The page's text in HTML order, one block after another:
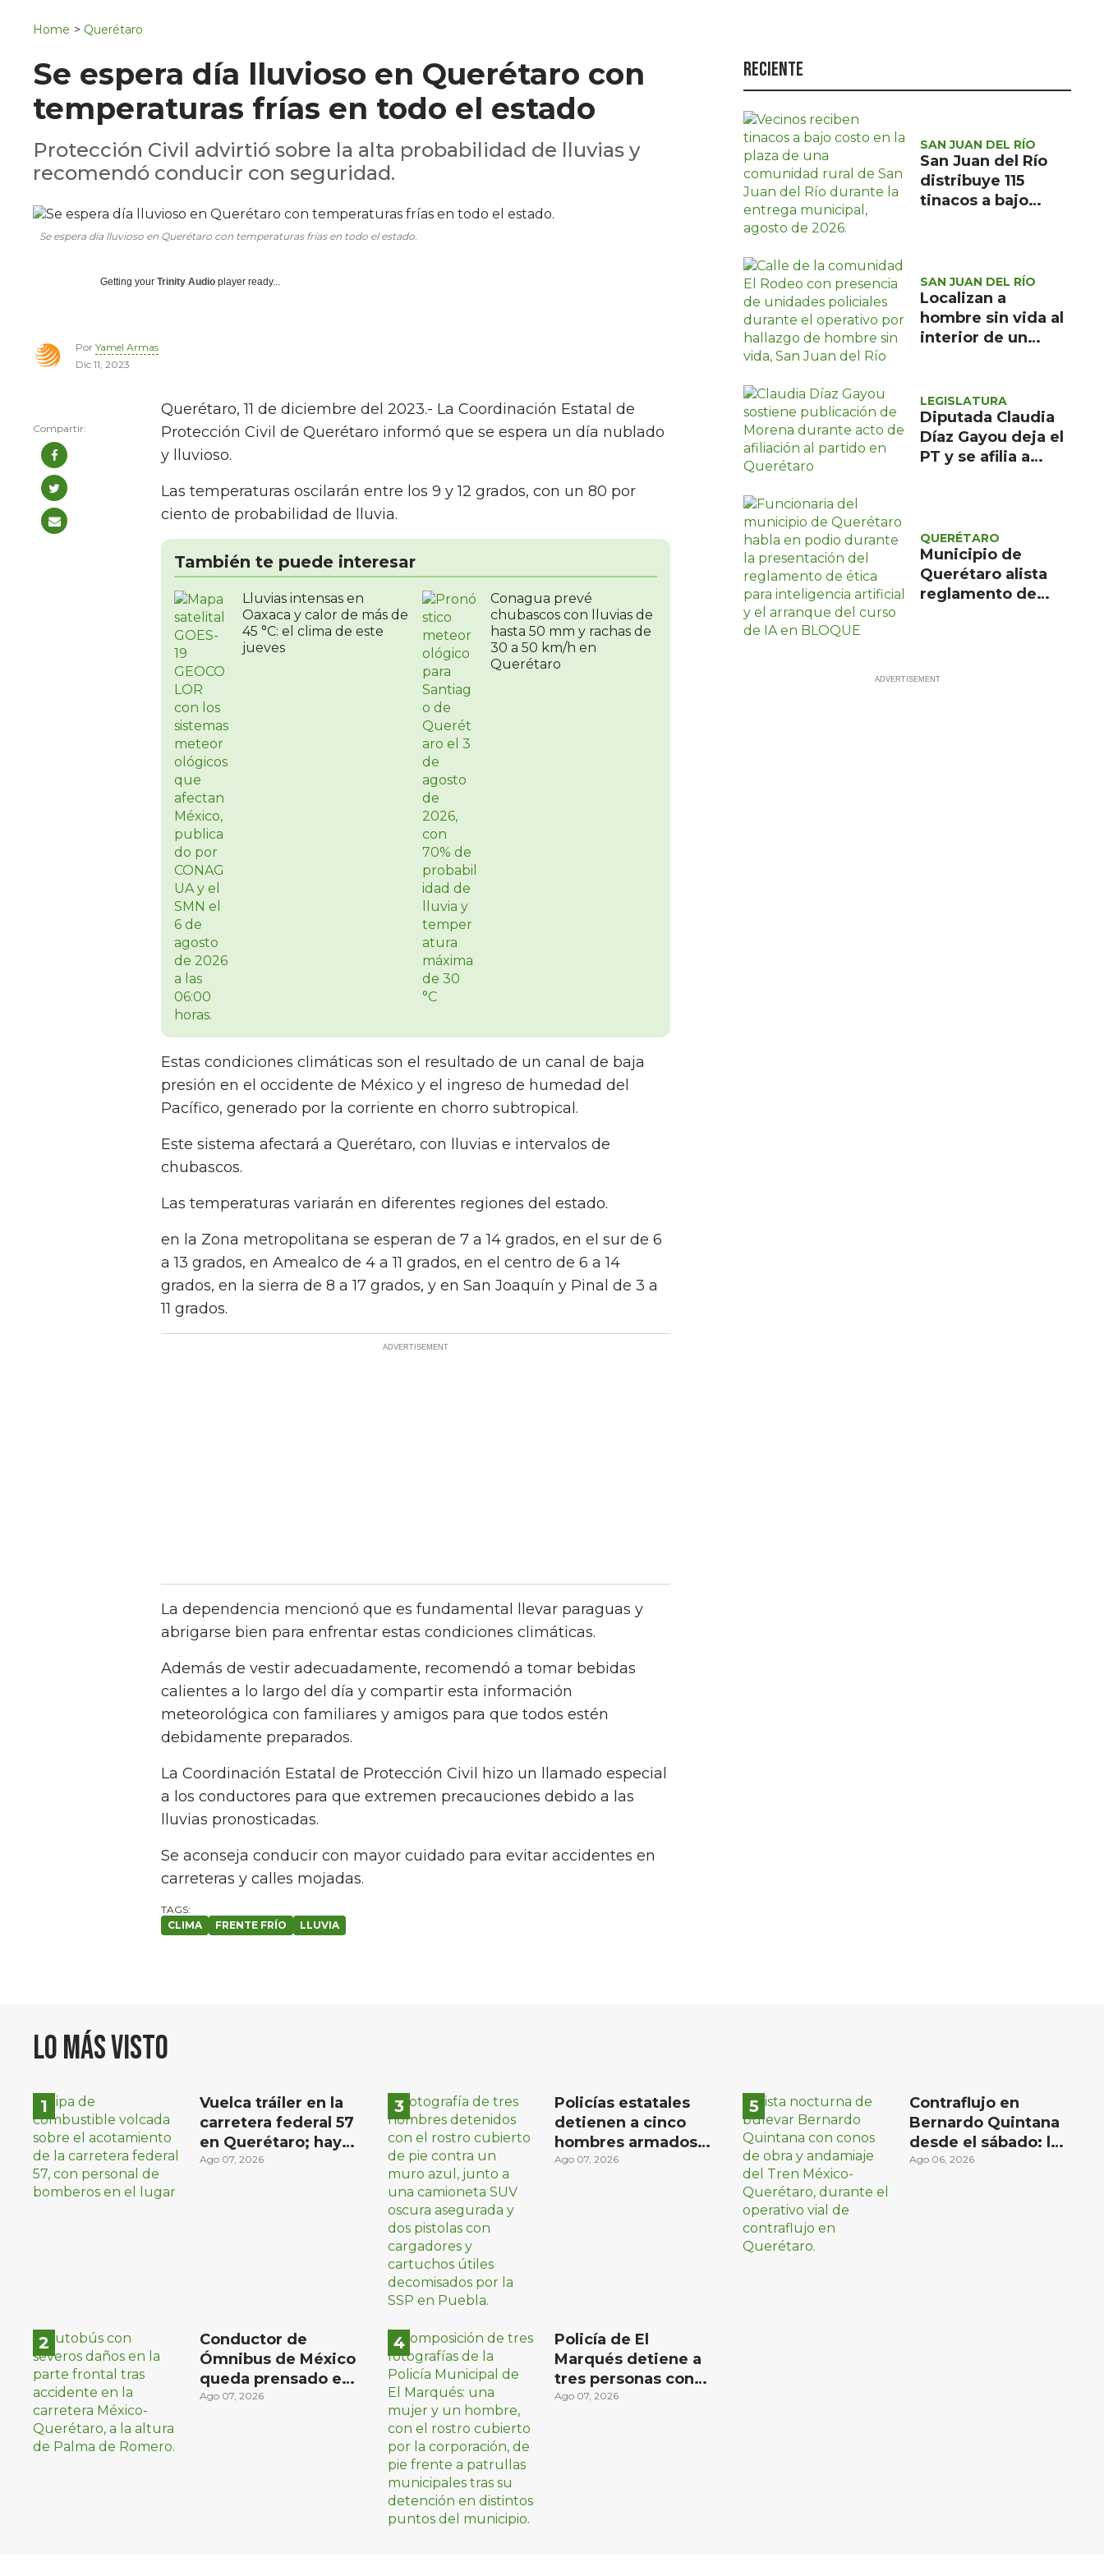
Política
Turismo
Asuntos Sociales
Estilo de vida
Opinión
Home > Querétaro
Se espera día lluvioso en Querétaro con
temperaturas frías en todo el estado
Protección Civil advirtió sobre la alta probabilidad de lluvias y
recomendó conducir con seguridad.
Se espera día lluvioso en Querétaro con temperaturas frías en todo el estado.
Getting your Trinity Audio player ready...
Por Yamel Armas
Dic 11, 2023
Querétaro, 11 de diciembre del 2023.- La Coordinación Estatal de
Protección Civil de Querétaro informó que se espera un día nublado
y lluvioso.
Las temperaturas oscilarán entre los 9 y 12 grados, con un 80 por
ciento de probabilidad de lluvia.
También te puede interesar
Lluvias intensas en
Oaxaca y calor de más de
45 °C: el clima de este
jueves
Conagua prevé
chubascos con lluvias de
hasta 50 mm y rachas de
30 a 50 km/h en
Querétaro
Estas condiciones climáticas son el resultado de un canal de baja
presión en el occidente de México y el ingreso de humedad del
Pacífico, generado por la corriente en chorro subtropical.
Este sistema afectará a Querétaro, con lluvias e intervalos de
chubascos.
Las temperaturas variarán en diferentes regiones del estado.
en la Zona metropolitana se esperan de 7 a 14 grados, en el sur de 6
a 13 grados, en Amealco de 4 a 11 grados, en el centro de 6 a 14
grados, en la sierra de 8 a 17 grados, y en San Joaquín y Pinal de 3 a
11 grados.
La dependencia mencionó que es fundamental llevar paraguas y
abrigarse bien para enfrentar estas condiciones climáticas.
Además de vestir adecuadamente, recomendó a tomar bebidas
calientes a lo largo del día y compartir esta información
meteorológica con familiares y amigos para que todos estén
debidamente preparados.
La Coordinación Estatal de Protección Civil hizo un llamado especial
a los conductores para que extremen precauciones debido a las
lluvias pronosticadas.
Se aconseja conducir con mayor cuidado para evitar accidentes en
carreteras y calles mojadas.
CLIMA FRENTE FRÍO LLUVIA
Reciente
SAN JUAN DEL RÍO
San Juan del Río
distribuye 115
tinacos a bajo
SAN JUAN DEL RÍO
Localizan a
hombre sin vida al
interior de un
Rodeo, San Juan
del Río
LEGISLATURA
Diputada Claudia
Díaz Gayou deja el
PT y se afilia a
QUERÉTARO
Municipio de
Querétaro alista
reglamento de
administración
Lo más visto
Vuelca tráiler en la
carretera federal 57
en Querétaro; hay
derrame de
Ago 07, 2026
Conductor de
Ómnibus de México
queda prensado en
choque con
Ago 07, 2026
Policías estatales
detienen a cinco
hombres armados
en Puebla capital
Ago 07, 2026
Policía de El
Marqués detiene a
tres personas con
distintos narcóticos
Ago 07, 2026
Contraflujo en
Bernardo Quintana
desde el sábado: la
etapa más compleja
Ago 06, 2026